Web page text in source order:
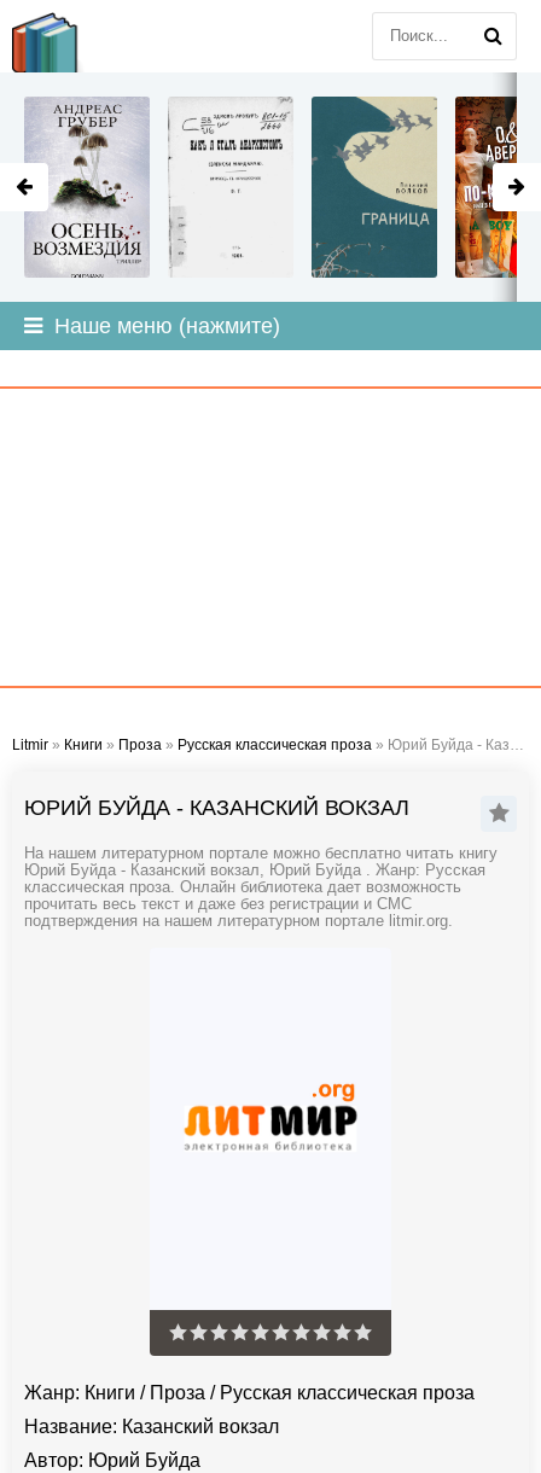
Наше меню (нажмите)
Litmir » Книги » Проза » Русская классическая проза » Юрий Буйда - Казанский вокзал
ЮРИЙ БУЙДА - КАЗАНСКИЙ ВОКЗАЛ
На нашем литературном портале можно бесплатно читать книгу
Юрий Буйда - Казанский вокзал, Юрий Буйда . Жанр: Русская
классическая проза. Онлайн библиотека дает возможность
прочитать весь текст и даже без регистрации и СМС
подтверждения на нашем литературном портале litmir.org.
Жанр: Книги / Проза / Русская классическая проза
Название: Казанский вокзал
Автор: Юрий Буйда
LITMIR.ORG